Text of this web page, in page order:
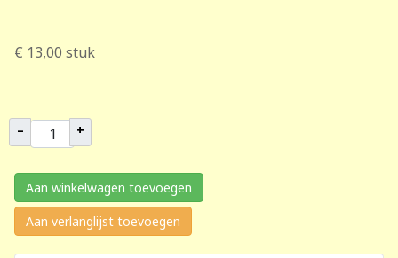
€ 13,00 stuk
– +
Aan winkelwagen toevoegen
Aan verlanglijst toevoegen